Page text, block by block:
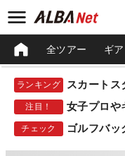
全ツアー ギア
ランキング スカートス
注目！
チェック